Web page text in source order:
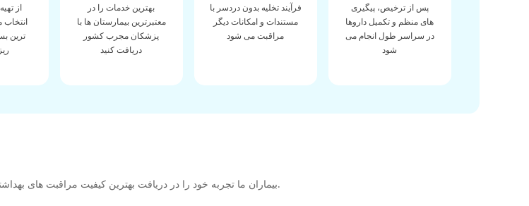
از
ترین
بهترین خدمات را در
معتبرترین بیمارستان ها با
پزشکان مجرب کشور
دریافت کنید
فرآیند تخلیه بدون دردسر با
مستندات و امکانات دیگر
مراقبت می شود
پس از ترخیص، پیگیری
های منظم و تکمیل داروها
در سراسر طول انجام می
شود
بیماران ما تجربه خود را در دریافت بهترین کیفیت مراقبت های بهداشتی در طول سفر درمانی خود با ما به اشتراک می گذارند تا پیوندی عالی برای آینده ایجاد کنند.